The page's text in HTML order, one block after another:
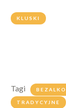
KLUSKI
Tagi
TRADYCYJNE